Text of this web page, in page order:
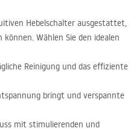
Hebelschalter ausgestattet,
Wählen Sie den idealen
Reinigung und das effiziente
bringt und verspannte
mit stimulierenden und